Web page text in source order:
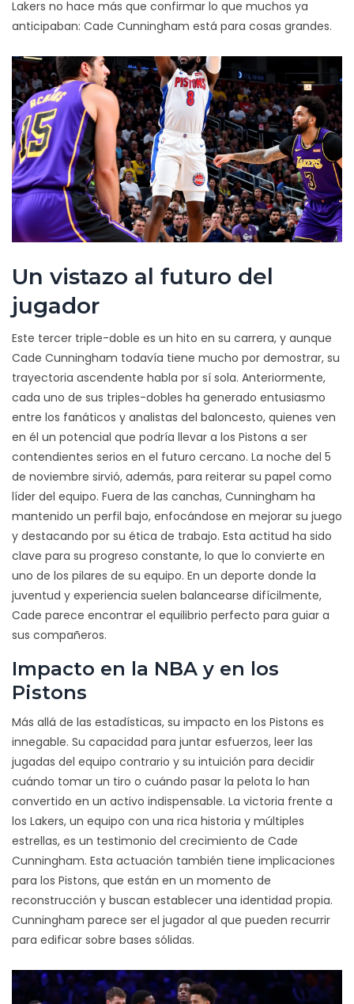
Lakers no hace más que confirmar lo que muchos ya
anticipaban: Cade Cunningham está para cosas grandes.
Un vistazo al futuro del
jugador
Este tercer triple-doble es un hito en su carrera, y aunque
Cade Cunningham todavía tiene mucho por demostrar, su
trayectoria ascendente habla por sí sola. Anteriormente,
cada uno de sus triples-dobles ha generado entusiasmo
entre los fanáticos y analistas del baloncesto, quienes ven
en él un potencial que podría llevar a los Pistons a ser
contendientes serios en el futuro cercano. La noche del 5
de noviembre sirvió, además, para reiterar su papel como
líder del equipo. Fuera de las canchas, Cunningham ha
mantenido un perfil bajo, enfocándose en mejorar su juego
y destacando por su ética de trabajo. Esta actitud ha sido
clave para su progreso constante, lo que lo convierte en
uno de los pilares de su equipo. En un deporte donde la
juventud y experiencia suelen balancearse difícilmente,
Cade parece encontrar el equilibrio perfecto para guiar a
sus compañeros.
Impacto en la NBA y en los
Pistons
Más allá de las estadísticas, su impacto en los Pistons es
innegable. Su capacidad para juntar esfuerzos, leer las
jugadas del equipo contrario y su intuición para decidir
cuándo tomar un tiro o cuándo pasar la pelota lo han
convertido en un activo indispensable. La victoria frente a
los Lakers, un equipo con una rica historia y múltiples
estrellas, es un testimonio del crecimiento de Cade
Cunningham. Esta actuación también tiene implicaciones
para los Pistons, que están en un momento de
reconstrucción y buscan establecer una identidad propia.
Cunningham parece ser el jugador al que pueden recurrir
para edificar sobre bases sólidas.